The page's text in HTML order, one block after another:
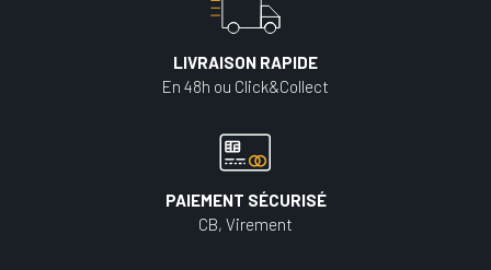
LIVRAISON RAPIDE
En 48h ou Click&Collect
PAIEMENT SÉCURISÉ
CB, Virement